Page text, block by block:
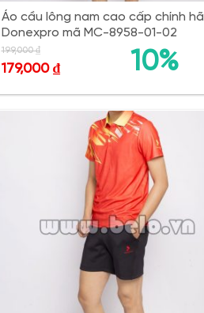
Áo cầu lông nam cao cấp chính
Donexpro mã MC-8958-01-02
10%
199,000₫
179,000 ₫